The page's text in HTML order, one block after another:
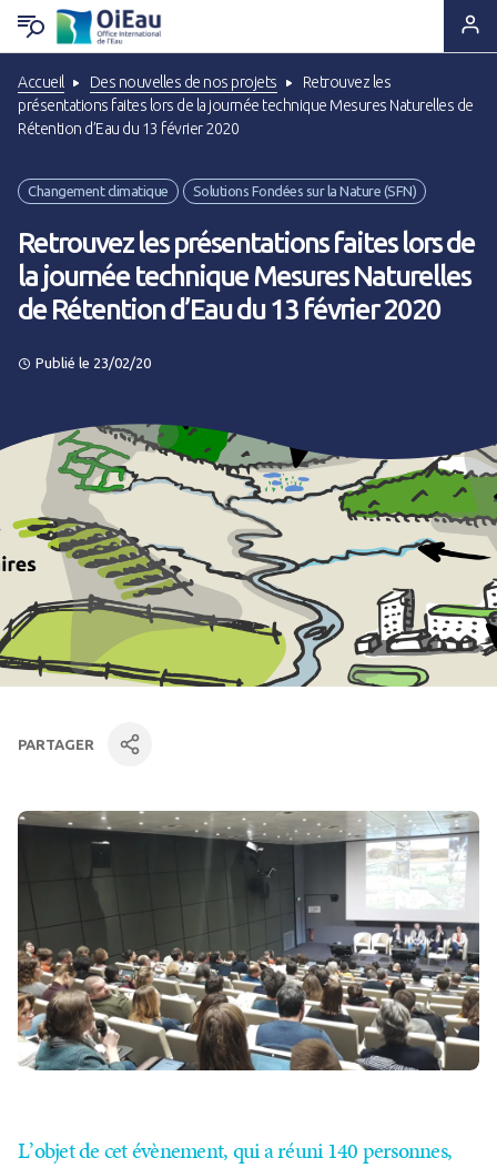
RETOUR QUI SOMMES-NOUS ?
Histoire
Nous rejoindre
RETOUR EXPERTISES & SOLUTIONS
Formation & Compétences
RETOUR OUTILS & RESSOURCES
Supports pédagogiques
RETOUR ACTUS & PRESSE
Des nouvelles de nos projets
Accueil Des nouvelles de nos projets
Retrouvez les
présentations faites lors de la journée technique Mesures Naturelles de
Rétention d’Eau du 13 février 2020
Changement climatique Solutions Fondées sur la Nature (SFN)
Retrouvez les présentations faites lors de
la journée technique Mesures Naturelles
de Rétention d’Eau du 13 février 2020
Publié le 23/02/20
PARTAGER
L’objet de cet évènement, qui a réuni 140 personnes,